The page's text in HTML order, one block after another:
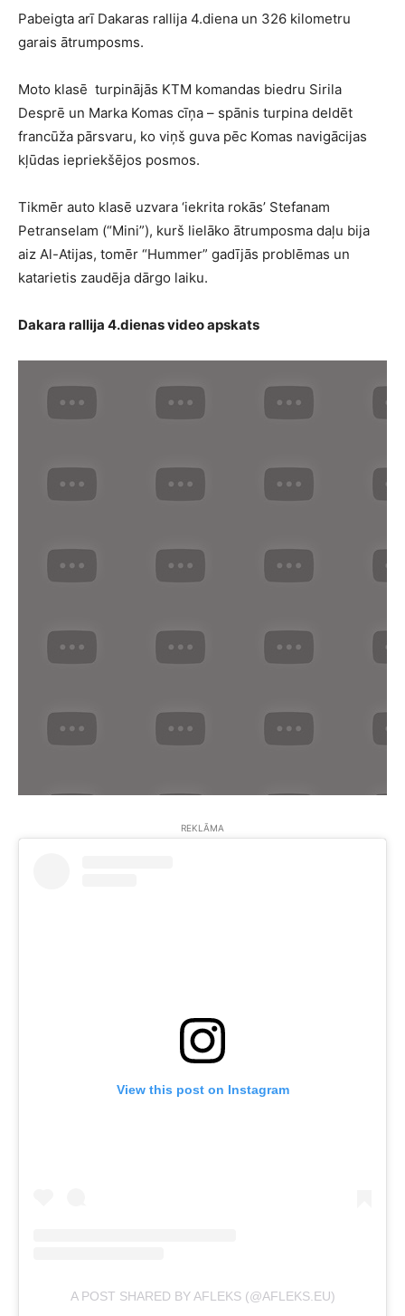
Pabeigta arī Dakaras rallija 4.diena un 326 kilometru
garais ātrumposms.
Moto klasē turpinājās KTM komandas biedru Sirila
Desprē un Marka Komas cīņa – spānis turpina deldēt
francūža pārsvaru, ko viņš guva pēc Komas navigācijas
kļūdas iepriekšējos posmos.
Tikmēr auto klasē uzvara ‘iekrita rokās’ Stefanam
Petranselam (“Mini”), kurš lielāko ātrumposma daļu bija
aiz Al-Atijas, tomēr “Hummer” gadījās problēmas un
katarietis zaudēja dārgo laiku.
Dakara rallija 4.dienas video apskats
REKLĀMA
View this post on Instagram
A POST SHARED BY AFLEKS (@AFLEKS.EU)